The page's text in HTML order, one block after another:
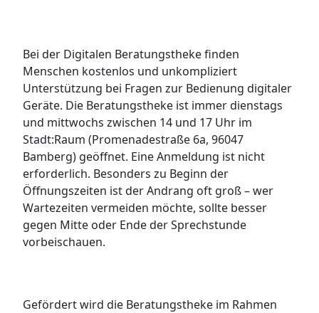
Bei der Digitalen Beratungstheke finden
Menschen kostenlos und unkompliziert
Unterstützung bei Fragen zur Bedienung digitaler
Geräte. Die Beratungstheke ist immer dienstags
und mittwochs zwischen 14 und 17 Uhr im
Stadt:Raum (Promenadestraße 6a, 96047
Bamberg) geöffnet. Eine Anmeldung ist nicht
erforderlich. Besonders zu Beginn der
Öffnungszeiten ist der Andrang oft groß – wer
Wartezeiten vermeiden möchte, sollte besser
gegen Mitte oder Ende der Sprechstunde
vorbeischauen.
Gefördert wird die Beratungstheke im Rahmen